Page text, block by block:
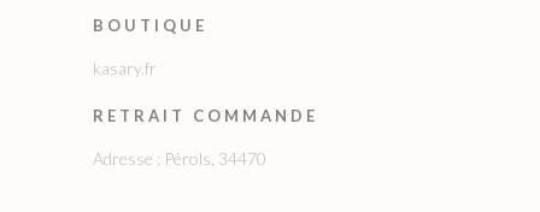
BOUTIQUE
kasary.fr
RETRAIT COMMANDE
Adresse : Pérols, 34470